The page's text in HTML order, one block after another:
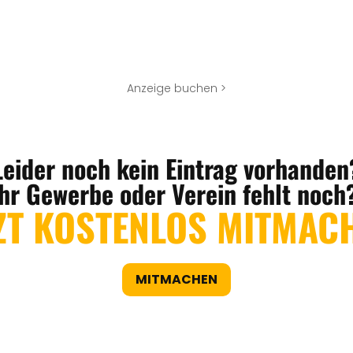
Anzeige buchen >
noch kein Eintrag
Gewerbe oder Verein fehlt
KOSTENLOS
MITMACHEN